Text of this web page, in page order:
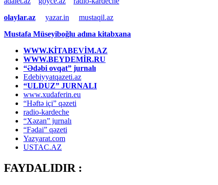
olaylar.az
yazar.in
mustaqil.az
Mustafa Müseyiboğlu adına kitabxana
WWW.KİTABEVİM.AZ
WWW.BEYDEMİR.RU
“Ədəbi ovqat” jurnalı
Edebiyyatqazeti.az
“ULDUZ” JURNALI
www.xudaferin.eu
“Həftə içi” qəzeti
radio-kardeche
“Xəzan” jurnalı
“Fədai” qəzeti
Yazyarat.com
USTAC.AZ
FAYDALIDIR :